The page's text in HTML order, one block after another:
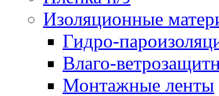
Изоляционные
Гидро-
Влаго-
Монтажные ленты